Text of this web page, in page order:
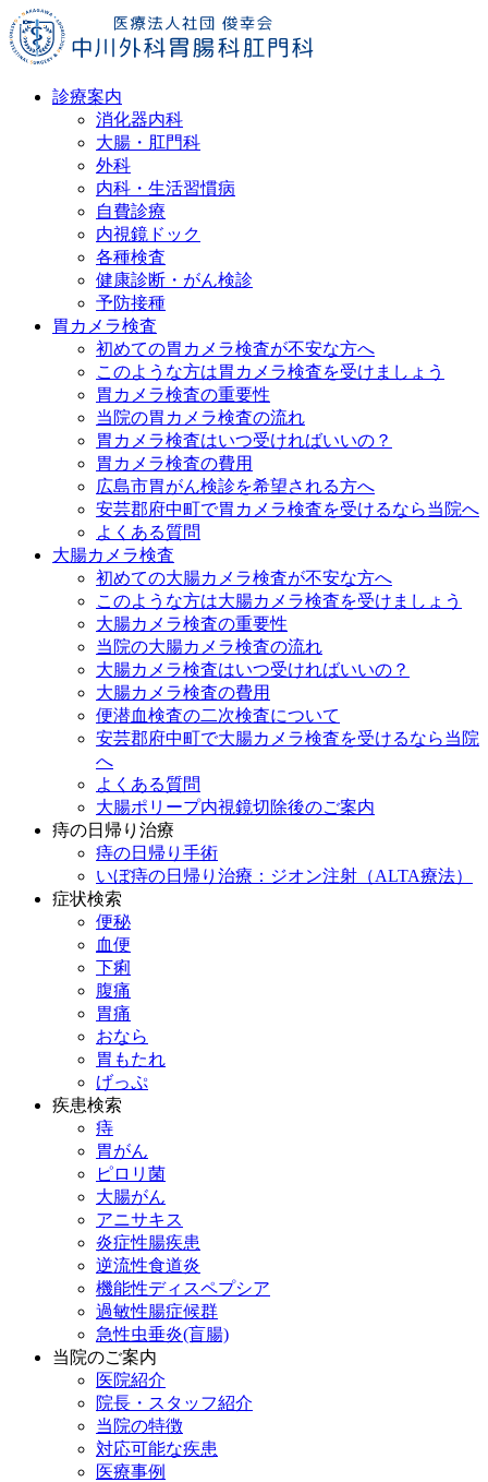
診療案内
消化器内科
大腸・肛門科
外科
内科・生活習慣病
自費診療
内視鏡ドック
各種検査
健康診断・がん検診
予防接種
胃カメラ検査
初めての胃カメラ検査が不安な方へ
このような方は胃カメラ検査を受けましょう
胃カメラ検査の重要性
当院の胃カメラ検査の流れ
胃カメラ検査はいつ受ければいいの？
胃カメラ検査の費用
広島市胃がん検診を希望される方へ
安芸郡府中町で胃カメラ検査を受けるなら当院へ
よくある質問
大腸カメラ検査
初めての大腸カメラ検査が不安な方へ
このような方は大腸カメラ検査を受けましょう
大腸カメラ検査の重要性
当院の大腸カメラ検査の流れ
大腸カメラ検査はいつ受ければいいの？
大腸カメラ検査の費用
便潜血検査の二次検査について
安芸郡府中町で大腸カメラ検査を受けるなら当院
へ
よくある質問
大腸ポリープ内視鏡切除後のご案内
痔の日帰り治療
痔の日帰り手術
いぼ痔の日帰り治療：ジオン注射（ALTA療法）
症状検索
便秘
血便
下痢
腹痛
胃痛
おなら
胃もたれ
げっぷ
疾患検索
痔
胃がん
ピロリ菌
大腸がん
アニサキス
炎症性腸疾患
逆流性食道炎
機能性ディスペプシア
過敏性腸症候群
急性虫垂炎(盲腸)
当院のご案内
医院紹介
院長・スタッフ紹介
当院の特徴
対応可能な疾患
医療事例